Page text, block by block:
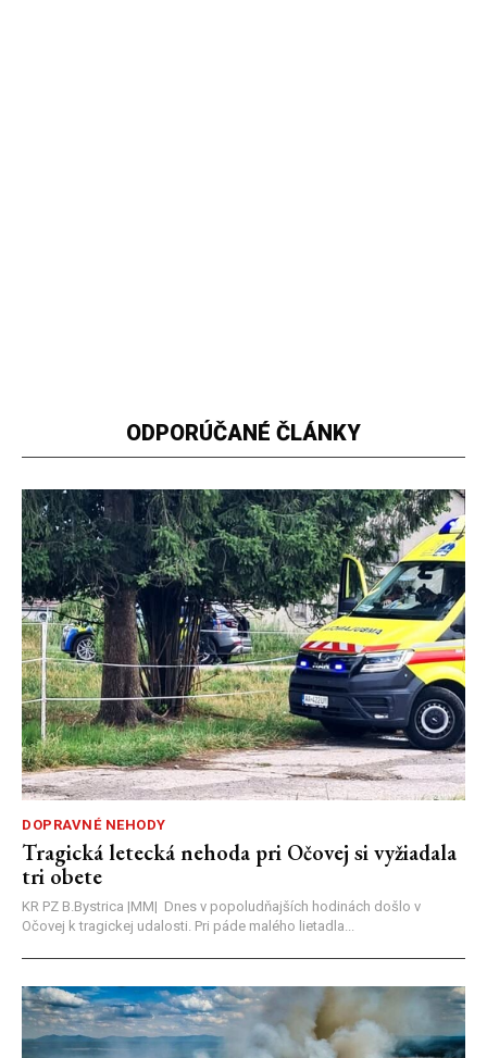
ODPORÚČANÉ ČLÁNKY
DOPRAVNÉ NEHODY
Tragická letecká nehoda pri Očovej si vyžiadala
tri obete
KR PZ B.Bystrica |MM| Dnes v popoludňajších hodinách došlo v
Očovej k tragickej udalosti. Pri páde malého lietadla...